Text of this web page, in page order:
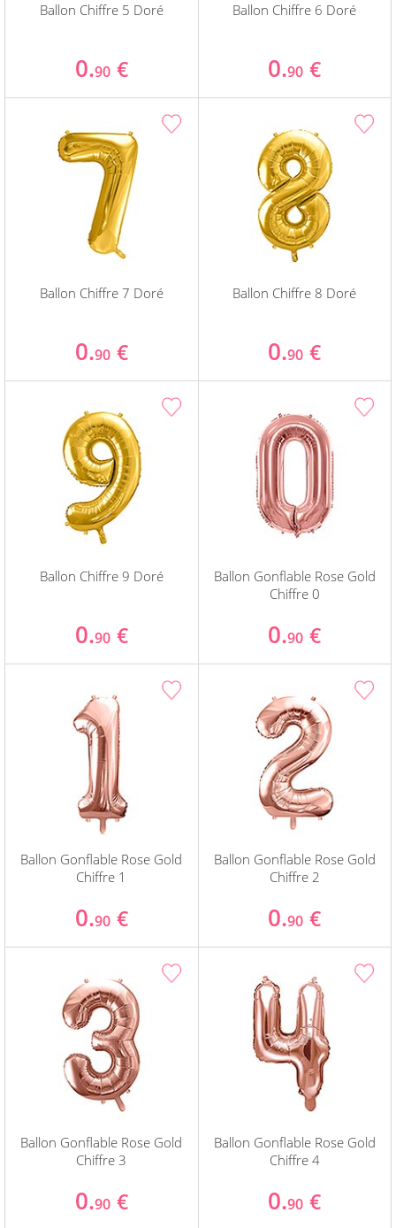
Ballon Chiffre 5 Doré
0.90 €
Ballon Chiffre 6 Doré
0.90 €
Ballon Chiffre 7 Doré
0.90 €
Ballon Chiffre 8 Doré
0.90 €
Ballon Chiffre 9 Doré
0.90 €
Ballon Gonflable Rose Gold
Chiffre 0
0.90 €
Ballon Gonflable Rose Gold
Chiffre 1
0.90 €
Ballon Gonflable Rose Gold
Chiffre 2
0.90 €
Ballon Gonflable Rose Gold
Chiffre 3
0.90 €
Ballon Gonflable Rose Gold
Chiffre 4
0.90 €